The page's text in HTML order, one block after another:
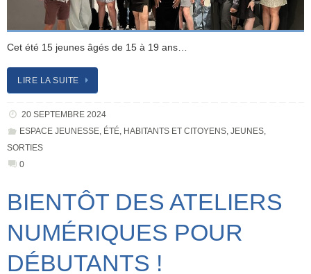
Cet été 15 jeunes âgés de 15 à 19 ans…
LIRE LA SUITE
20 SEPTEMBRE 2024
ESPACE JEUNESSE, ÉTÉ, HABITANTS ET CITOYENS, JEUNES,
SORTIES
0
BIENTÔT DES ATELIERS
NUMÉRIQUES POUR
DÉBUTANTS !